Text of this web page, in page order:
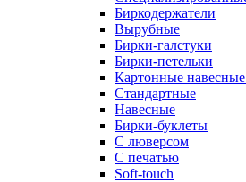
Биркодержатели
Вырубные
Бирки-галстуки
Бирки-петельки
Картонные
Стандартные
Навесные
Бирки-буклеты
С люверсом
С печатью
Soft-touch